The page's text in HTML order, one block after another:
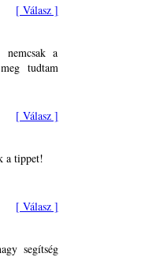
[ Válasz ]
nemcsak a
tudtam
[ Válasz ]
a tippet!
[ Válasz ]
segítség